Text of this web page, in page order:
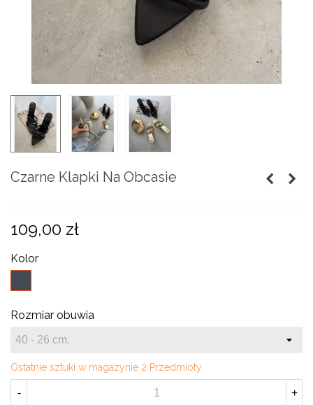
Czarne Klapki Na Obcasie
109,00 zł
Kolor
Rozmiar obuwia
Ostatnie sztuki w magazynie 2 Przedmioty
- +